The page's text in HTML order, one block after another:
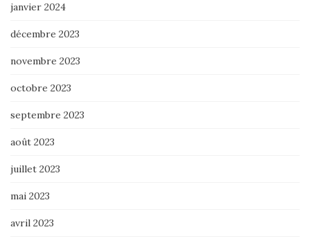
janvier 2024
décembre 2023
novembre 2023
octobre 2023
septembre 2023
août 2023
juillet 2023
mai 2023
avril 2023